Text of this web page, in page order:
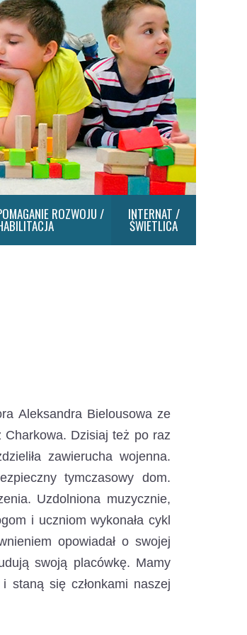
ROZWOJU / INTERNAT /
ŚWIETLICA
Aleksandra Bielousowa ze
Charkowa. Dzisiaj też po raz
zawierucha wojenna.
tymczasowy dom.
Uzdolniona muzycznie,
i uczniom wykonała cykl
opowiadał o swojej
swoją placówkę. Mamy
staną się członkami naszej